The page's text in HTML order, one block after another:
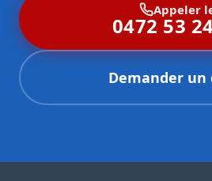
Appeler
0472 53
Demander un